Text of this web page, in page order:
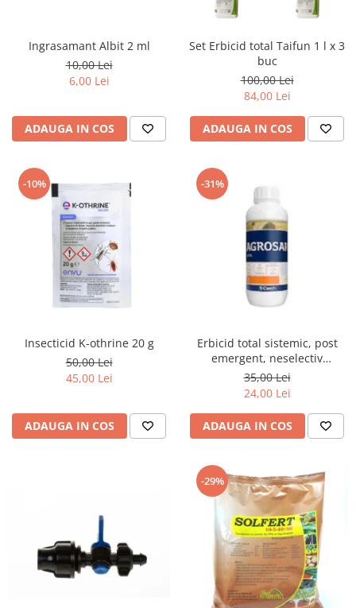
Ingrasamant Albit 2 ml
10,00 Lei
6,00 Lei
ADAUGA IN COS
Set Erbicid total Taifun 1 l x 3
buc
100,00 Lei
84,00 Lei
ADAUGA IN COS
-10%
Insecticid K-othrine 20 g
50,00 Lei
45,00 Lei
ADAUGA IN COS
-31%
Erbicid total sistemic, post
emergent, neselectiv
(buruieni monocotiledonate si
dicotiledonate, anuale si
perene), Agrosar360 SL,
35,00 Lei
24,00 Lei
ADAUGA IN COS
-29%